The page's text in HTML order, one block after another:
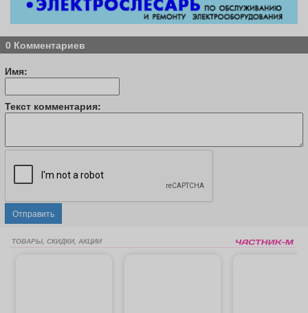
0 Комментариев
Имя:
Текст комментария:
Отправить
ТОВАРЫ, СКИДКИ, АКЦИИ